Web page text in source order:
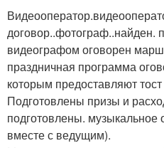
договор..фотограф..найден.
видеографом оговорен
праздничная программа
которым предоставляют
Подготовлены призы и
подготовлены.
вместе с ведущим).